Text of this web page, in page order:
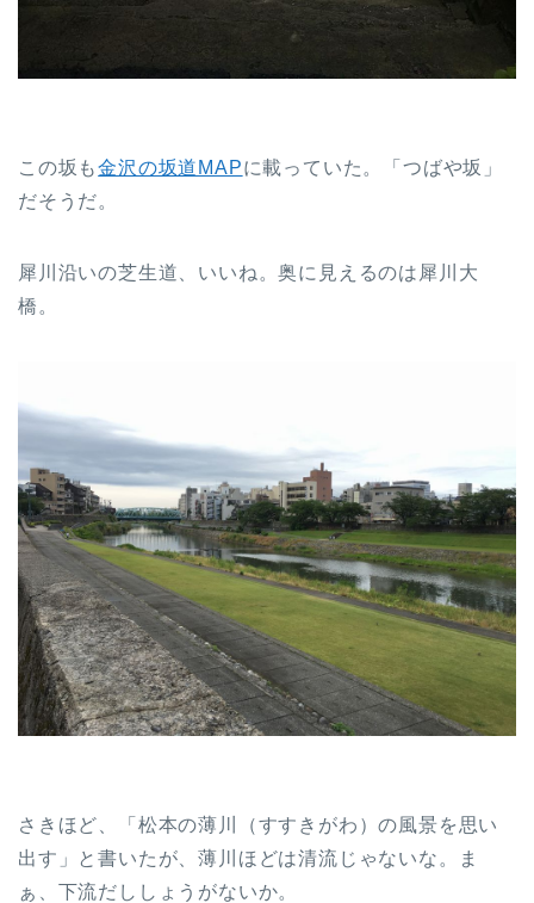
この坂も金沢の坂道MAPに載っていた。「つばや坂」
だそうだ。
犀川沿いの芝生道、いいね。奥に見えるのは犀川大
橋。
さきほど、「松本の薄川（すすきがわ）の風景を思い
出す」と書いたが、薄川ほどは清流じゃないな。ま
ぁ、下流だししょうがないか。